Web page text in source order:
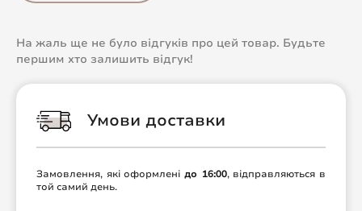
На жаль ще не було відгуків про цей товар. Будьте
першим хто залишить відгук!
Умови доставки
Замовлення, які оформлені до 16:00, відправляються в
той самий день.